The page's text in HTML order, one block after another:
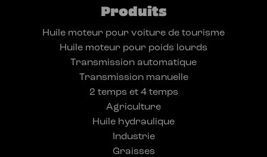
Produits
Huile moteur pour voiture de tourisme
Huile moteur pour poids lourds
Transmission automatique
Transmission manuelle
2 temps et 4 temps
Agriculture
Huile hydraulique
Industrie
Graisses